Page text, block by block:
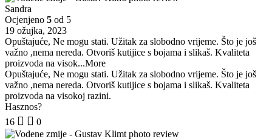
Sandra
Ocjenjeno 5 od 5
19 ožujka, 2023
Opuštajuće, Ne mogu stati. Užitak za slobodno vrijeme. Što je još
važno ,nema nereda. Otvoriš kutijice s bojama i slikaš. Kvaliteta
proizvoda na visok...More
Opuštajuće, Ne mogu stati. Užitak za slobodno vrijeme. Što je još
važno ,nema nereda. Otvoriš kutijice s bojama i slikaš. Kvaliteta
proizvoda na visokoj razini.
Hasznos?
16
0